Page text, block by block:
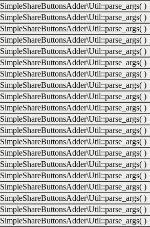
SimpleShareButtonsAdder\Util::parse_args( )
SimpleShareButtonsAdder\Util::parse_args( )
SimpleShareButtonsAdder\Util::parse_args( )
SimpleShareButtonsAdder\Util::parse_args( )
SimpleShareButtonsAdder\Util::parse_args( )
SimpleShareButtonsAdder\Util::parse_args( )
SimpleShareButtonsAdder\Util::parse_args( )
SimpleShareButtonsAdder\Util::parse_args( )
SimpleShareButtonsAdder\Util::parse_args( )
SimpleShareButtonsAdder\Util::parse_args( )
SimpleShareButtonsAdder\Util::parse_args( )
SimpleShareButtonsAdder\Util::parse_args( )
SimpleShareButtonsAdder\Util::parse_args( )
SimpleShareButtonsAdder\Util::parse_args( )
SimpleShareButtonsAdder\Util::parse_args( )
SimpleShareButtonsAdder\Util::parse_args( )
SimpleShareButtonsAdder\Util::parse_args( )
SimpleShareButtonsAdder\Util::parse_args( )
SimpleShareButtonsAdder\Util::parse_args( )
SimpleShareButtonsAdder\Util::parse_args( )